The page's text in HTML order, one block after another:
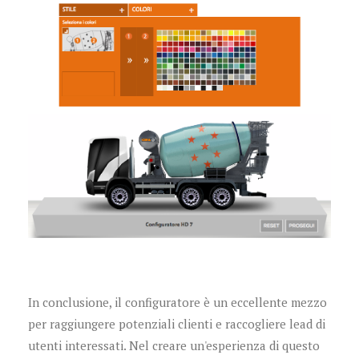
In conclusione, il configuratore è un eccellente mezzo
per raggiungere potenziali clienti e raccogliere lead di
utenti interessati. Nel creare un'esperienza di questo